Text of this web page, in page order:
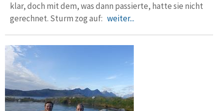
klar, doch mit dem, was dann passierte, hatte sie nicht
gerechnet. Sturm zog auf: weiter...